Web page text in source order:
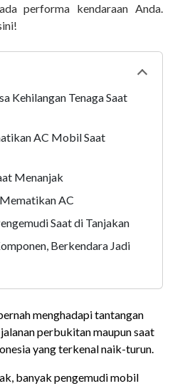
performa kendaraan Anda.
Kehilangan Tenaga Saat
AC Mobil Saat
Menanjak
AC
Saat di Tanjakan
Berkendara Jadi
menghadapi tantangan
perbukitan maupun saat
yang terkenal naik-turun.
banyak pengemudi mobil